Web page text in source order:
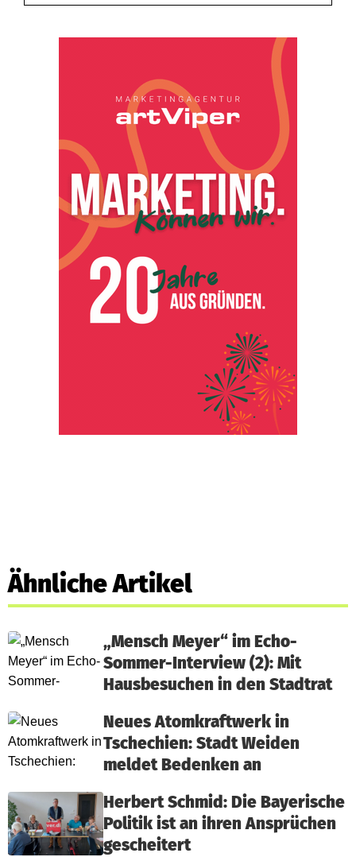
Ähnliche Artikel
„Mensch Meyer“ im Echo-
Sommer-Interview (2): Mit
Hausbesuchen in den Stadtrat
Neues Atomkraftwerk in
Tschechien: Stadt Weiden
meldet Bedenken an
Herbert Schmid: Die Bayerische
Politik ist an ihren Ansprüchen
gescheitert